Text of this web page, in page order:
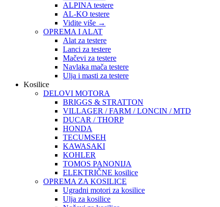
ALPINA testere
AL-KO testere
Vidite više →
OPREMA I ALAT
Alat za testere
Lanci za testere
Mačevi za testere
Navlaka mača testere
Ulja i masti za testere
Kosilice
DELOVI MOTORA
BRIGGS & STRATTON
VILLAGER / FARM / LONCIN / MTD
DUCAR / THORP
HONDA
TECUMSEH
KAWASAKI
KOHLER
TOMOS PANONIJA
ELEKTRIČNE kosilice
OPREMA ZA KOSILICE
Ugradni motori za kosilice
Ulja za kosilice